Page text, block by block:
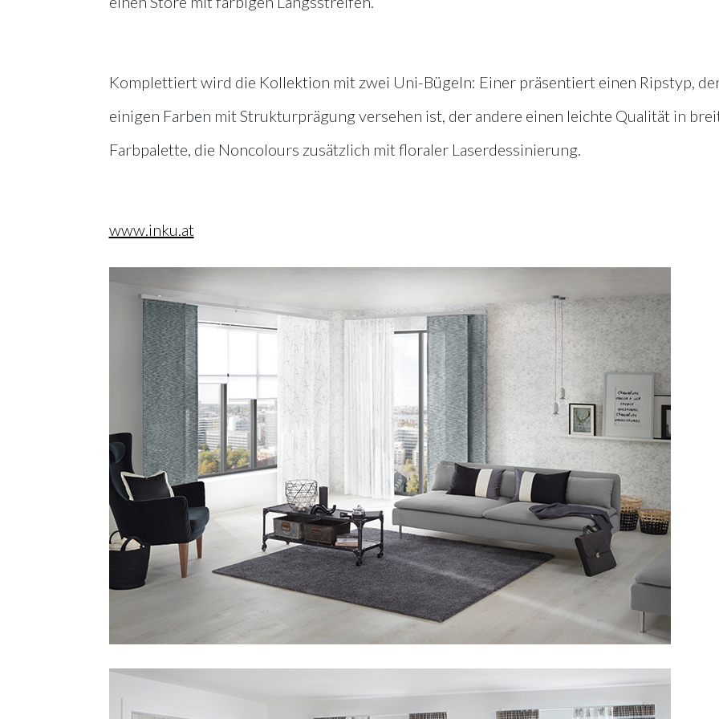
Komplettiert wird die Kollektion mit zwei Uni-Bügeln: Einer präsentiert einen Ripstyp,
einigen Farben mit Strukturprägung versehen ist, der andere einen leichte Qualität in
Farbpalette, die Noncolours zusätzlich mit floraler Laserdessinierung.
www.inku.at